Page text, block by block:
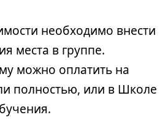
необходимо внести
места в группе.
можно оплатить на
полностью, или в Школе